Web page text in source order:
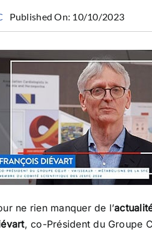
Published On: 10/10/2023
ne rien manquer de l’
, co-Président du Groupe